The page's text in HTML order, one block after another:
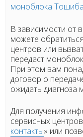
моноблока
В зависимости от
можете
центров или
передаст
При этом вам
договор о
ожидать диагноза
Для получения
сервисных
контакты» или